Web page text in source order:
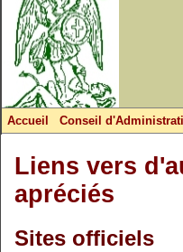
Accueil Conseil
Liens vers
apréciés
Sites officiels